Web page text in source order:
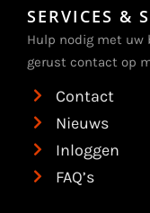
SERVICES &
Hulp nodig met uw
gerust contact op
Contact
Nieuws
Inloggen
FAQ’s